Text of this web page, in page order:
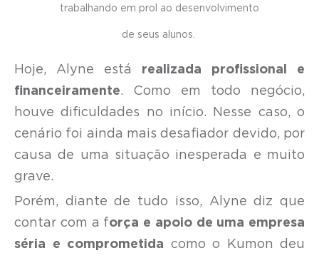
trabalhando em prol ao desenvolvimento
de seus alunos.
Hoje, Alyne está realizada profissional e
financeiramente. Como em todo negócio,
houve dificuldades no início. Nesse caso, o
cenário foi ainda mais desafiador devido, por
causa de uma situação inesperada e muito
grave.
Porém, diante de tudo isso, Alyne diz que
contar com a força e apoio de uma empresa
séria e comprometida como o Kumon deu